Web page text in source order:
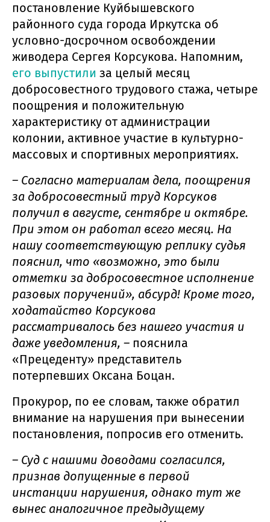
постановление Куйбышевского
районного суда города Иркутска об
условно-досрочном освобождении
живодера Сергея Корсукова. Напомним,
его выпустили за целый месяц
добросовестного трудового стажа, четыре
поощрения и положительную
характеристику от администрации
колонии, активное участие в культурно-
массовых и спортивных мероприятиях.
– Согласно материалам дела, поощрения
за добросовестный труд Корсуков
получил в августе, сентябре и октябре.
При этом он работал всего месяц. На
нашу соответствующую реплику судья
пояснил, что «возможно, это были
отметки за добросовестное исполнение
разовых поручений», абсурд! Кроме того,
ходатайство Корсукова
рассматривалось без нашего участия и
даже уведомления, – пояснила
«Прецеденту» представитель
потерпевших Оксана Боцан.
Прокурор, по ее словам, также обратил
внимание на нарушения при вынесении
постановления, попросив его отменить.
– Суд с нашими доводами согласился,
признав допущенные в первой
инстанции нарушения, однако тут же
вынес аналогичное предыдущему